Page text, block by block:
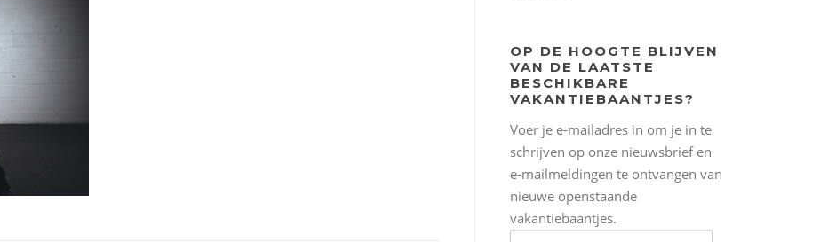
OP DE HOOGTE BLIJVEN
VAN DE LAATSTE
BESCHIKBARE
VAKANTIEBAANTJES?
Voer je e-mailadres in om je in te
schrijven op onze nieuwsbrief en
e-mailmeldingen te ontvangen van
nieuwe openstaande
vakantiebaantjes.